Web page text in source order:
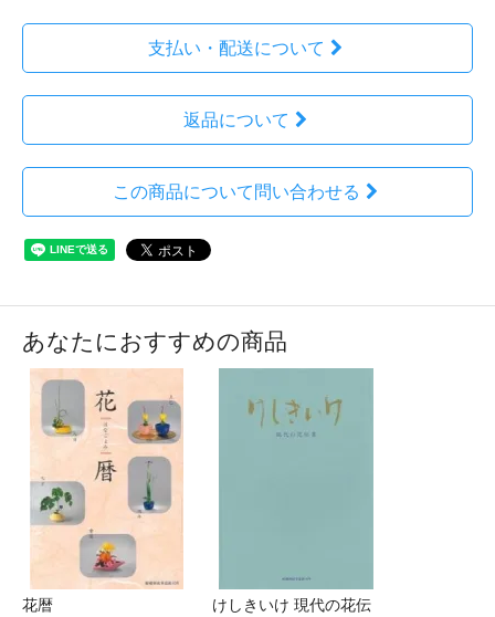
支払い・配送について
返品について
この商品について問い合わせる
あなたにおすすめの商品
花暦
けしきいけ 現代の花伝